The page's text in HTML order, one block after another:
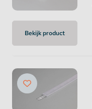
Bekijk product